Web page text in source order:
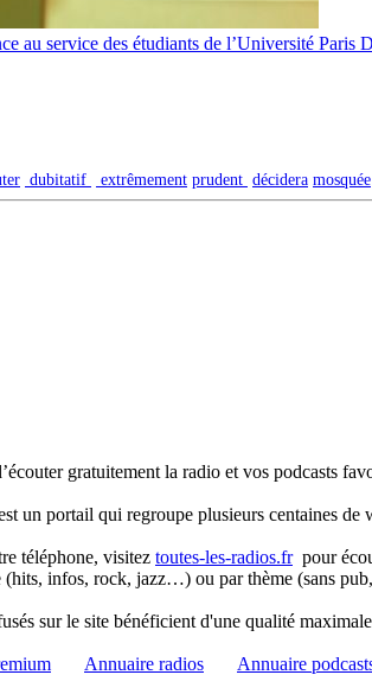
au service des étudiants de l’Université Paris
dubitatif extrêmement prudent décidera mosquée
gratuitement la radio et vos podcasts
un portail qui regroupe plusieurs centaines de
téléphone, visitez toutes-les-radios.frpour
(hits, infos, rock, jazz…) ou par thème (sans
sur le site bénéficient d'une qualité
Annuaire radios Annuaire